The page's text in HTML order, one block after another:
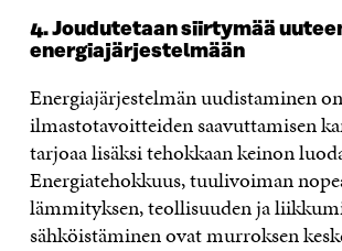
4. Joudutetaan siirtymää
energiajärjestelmään
Energiajärjestelmän uudistaminen
ilmastotavoitteiden saavuttamisen
tarjoaa lisäksi tehokkaan keinon
Energiatehokkuus, tuulivoiman
lämmityksen, teollisuuden ja
sähköistäminen ovat murroksen